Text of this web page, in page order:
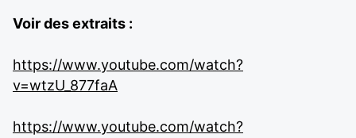
Voir des extraits :
https://www.youtube.com/watch?
v=wtzU_877faA
https://www.youtube.com/watch?